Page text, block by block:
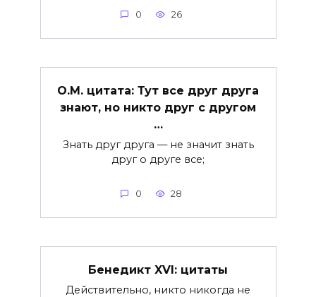
0 26
О.М. цитата: Тут все друг друга
знают, но никто друг с другом
…
Знать друг друга — не значит знать
друг о друге все;
0 28
Бенедикт XVI: цитаты
Действительно, никто никогда не